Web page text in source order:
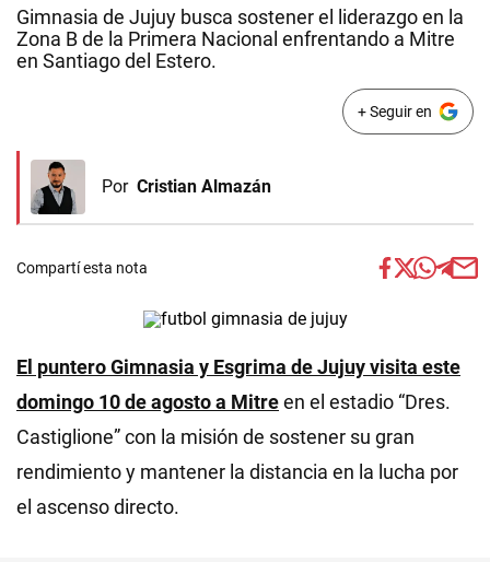
Gimnasia de Jujuy busca sostener el liderazgo en la
Zona B de la Primera Nacional enfrentando a Mitre
en Santiago del Estero.
+ Seguir en
Por Cristian Almazán
Compartí esta nota
El puntero Gimnasia y Esgrima de Jujuy visita este
domingo 10 de agosto a Mitreen el estadio “Dres.
Castiglione” con la misión de sostener su gran
rendimiento y mantener la distancia en la lucha por
el ascenso directo.